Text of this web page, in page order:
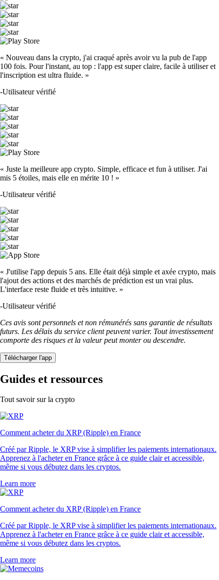
« Nouveau dans la crypto, j'ai craqué après avoir vu la pub de l'app
100 fois. Pour l'instant, au top : l'app est super claire, facile à utiliser et
l'inscription est ultra fluide. »
-Utilisateur vérifié
« Juste la meilleure app crypto. Simple, efficace et fun à utiliser. J'ai
mis 5 étoiles, mais elle en mérite 10 ! »
-Utilisateur vérifié
« J'utilise l'app depuis 5 ans. Elle était déjà simple et axée crypto, mais
l'ajout des actions et des marchés de prédiction est un vrai plus.
L'interface reste fluide et très intuitive. »
-Utilisateur vérifié
Ces avis sont personnels et non rémunérés sans garantie de résultats
futurs. Les délais du service client peuvent varier. Tout investissement
comporte des risques et la valeur peut monter ou descendre.
Télécharger l'app
Guides et ressources
Tout savoir sur la crypto
Comment acheter du XRP (Ripple) en France
Créé par Ripple, le XRP vise à simplifier les paiements internationaux.
Apprenez à l'acheter en France grâce à ce guide clair et accessible,
même si vous débutez dans les cryptos.
Learn more
Comment acheter du XRP (Ripple) en France
Créé par Ripple, le XRP vise à simplifier les paiements internationaux.
Apprenez à l'acheter en France grâce à ce guide clair et accessible,
même si vous débutez dans les cryptos.
Learn more